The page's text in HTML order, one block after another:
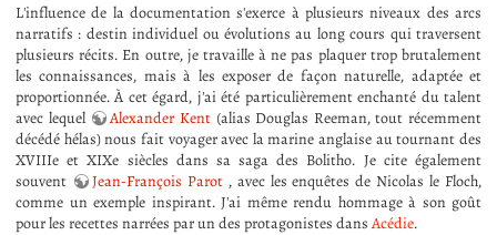
L'influence de la documentation s'exerce à plusieurs niveaux des arcs
narratifs : destin individuel ou évolutions au long cours qui traversent
plusieurs récits. En outre, je travaille à ne pas plaquer trop brutalement
les connaissances, mais à les exposer de façon naturelle, adaptée et
proportionnée. À cet égard, j'ai été particulièrement enchanté du talent
avec lequel
Alexander Kent(alias Douglas Reeman, tout récemment
décédé hélas) nous fait voyager avec la marine anglaise au tournant des
XVIIIe et XIXe siècles dans sa saga des Bolitho. Je cite également
souvent
Jean-François Parot, avec les enquêtes de Nicolas le Floch,
comme un exemple inspirant. J'ai même rendu hommage à son goût
pour les recettes narrées par un des protagonistes dansAcédie.